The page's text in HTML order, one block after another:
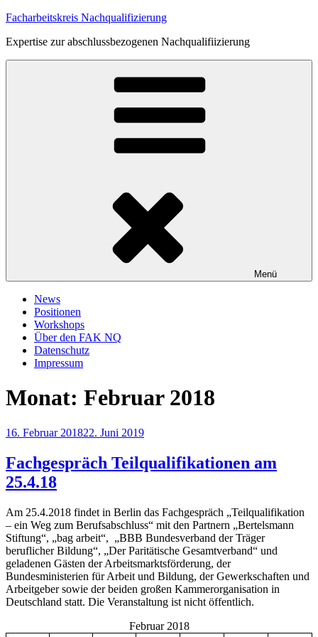
Zum
springen
Facharbeitskreis Nachqualifizierung
Expertise zur abschlussbezogenen Nachqualifiizierung
Menü
News
Positionen
Workshops
Über den FAK NQ
Datenschutz
Impressum
Monat: Februar 2018
Veröffentlicht
16. Februar 201822. Juni 2019
Fachgespräch Teilqualifikationen am
25.4.18
Am 25.4.2018 findet in Berlin das Fachgespräch „Teilqualifikation
– ein Weg zum Berufsabschluss“ mit den Partnern „Bertelsmann
Stiftung“, „bag arbeit“, „BBB Bundesverband der Träger
beruflicher Bildung“, „Der Paritätische Gesamtverband“ und
geladenen Gästen der Arbeitsmarktsförderung, der
Bundesministerien für Arbeit und Bildung, der Gewerkschaften und
Arbeitgeber sowie der beiden großen Kammerorganisation in
Deutschland statt. Die Veranstaltung ist nicht öffentlich.
Februar 2018